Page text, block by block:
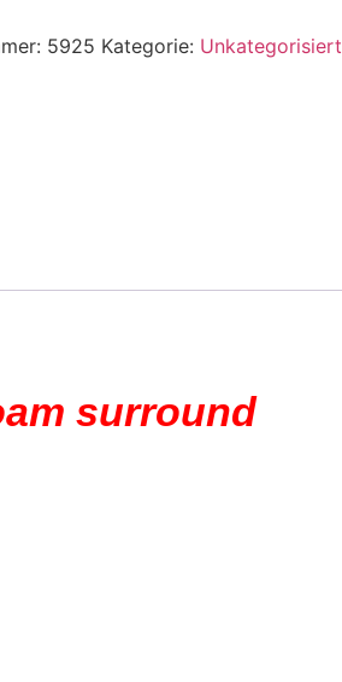
5925 Kategorie: Unkategorisiert
surround